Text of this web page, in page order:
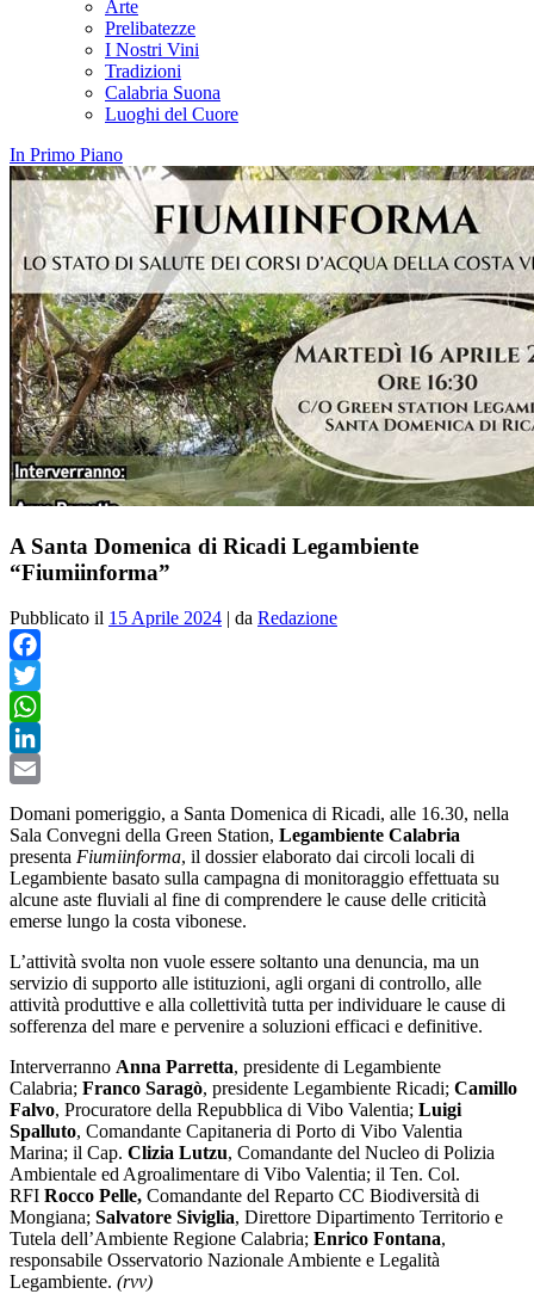
Arte
Prelibatezze
I Nostri Vini
Tradizioni
Calabria Suona
Luoghi del Cuore
In Primo Piano
A Santa Domenica di Ricadi Legambiente
“Fiumiinforma”
Pubblicato il 15 Aprile 2024 | da Redazione
Facebook
Twitter
WhatsApp
LinkedIn
Domani pomeriggio, a Santa Domenica di Ricadi, alle 16.30, nella
Sala Convegni della Green Station, Legambiente Calabria
presenta Fiumiinforma, il dossier elaborato dai circoli locali di
Legambiente basato sulla campagna di monitoraggio effettuata su
alcune aste fluviali al fine di comprendere le cause delle criticità
emerse lungo la costa vibonese.
L’attività svolta non vuole essere soltanto una denuncia, ma un
servizio di supporto alle istituzioni, agli organi di controllo, alle
attività produttive e alla collettività tutta per individuare le cause di
sofferenza del mare e pervenire a soluzioni efficaci e definitive.
Interverranno Anna Parretta, presidente di Legambiente
Calabria; Franco Saragò, presidente Legambiente Ricadi; Camillo
Falvo, Procuratore della Repubblica di Vibo Valentia; Luigi
Spalluto, Comandante Capitaneria di Porto di Vibo Valentia
Marina; il Cap. Clizia Lutzu, Comandante del Nucleo di Polizia
Ambientale ed Agroalimentare di Vibo Valentia; il Ten. Col.
RFI Rocco Pelle, Comandante del Reparto CC Biodiversità di
Mongiana; Salvatore Siviglia, Direttore Dipartimento Territorio e
Tutela dell’Ambiente Regione Calabria; Enrico Fontana,
responsabile Osservatorio Nazionale Ambiente e Legalità
Legambiente. (rvv)